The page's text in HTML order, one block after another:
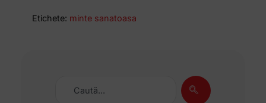
Etichete: minte sanatoasa